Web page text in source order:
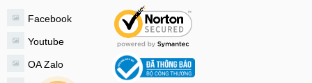
Facebook
Youtube
OA Zalo